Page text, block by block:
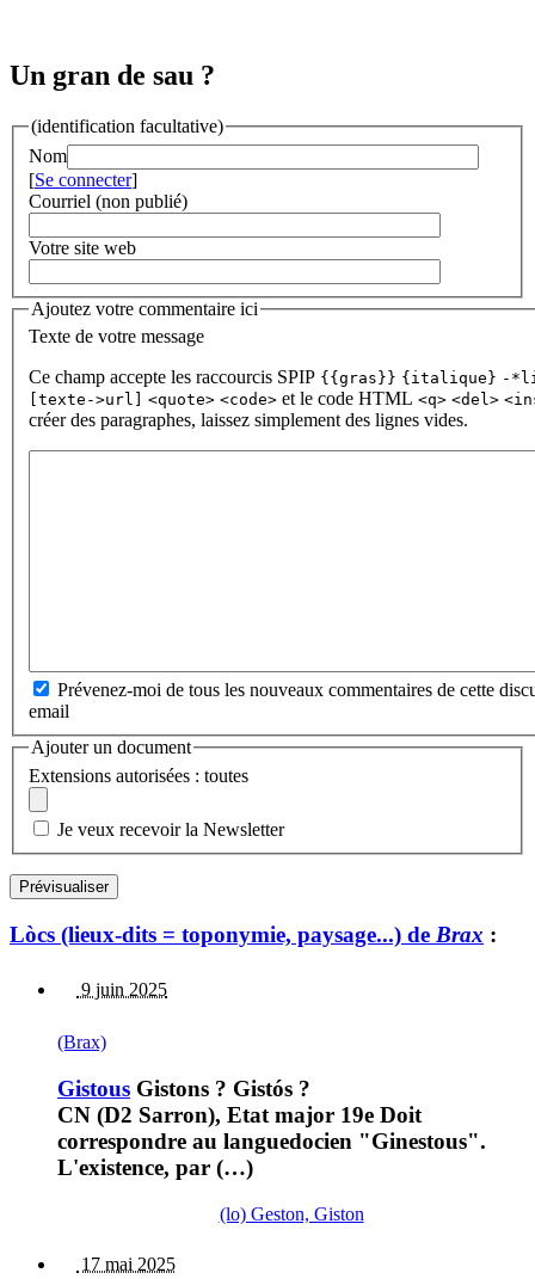
Un gran de sau ?
(identification facultative)
Nom
[Se connecter]
Courriel (non publié)
Votre site web
Ajoutez votre commentaire ici
Texte de votre message
Ce champ accepte les raccourcis SPIP {{gras}} {italique} -
[texte->url]
<quote> <code> et le code HTML <q> <del>
créer des paragraphes, laissez simplement des lignes vides.
Prévenez-moi de tous les nouveaux commentaires de cette
email
Ajouter un document
Extensions autorisées : toutes
Je veux recevoir la Newsletter
Lòcs (lieux-dits = toponymie, paysage...) de Brax :
9 juin 2025
(Brax)
Gistous Gistons ? Gistós ?
CN (D2 Sarron), Etat major 19e Doit
correspondre au languedocien "Ginestous".
L'existence, par (…)
(lo) Geston, Giston
17 mai 2025